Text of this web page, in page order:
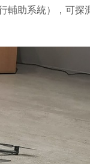
輔助系統），可探